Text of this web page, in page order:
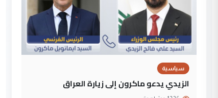
سياسية
الزيدي يدعو ماكرون إلى زيارة العراق